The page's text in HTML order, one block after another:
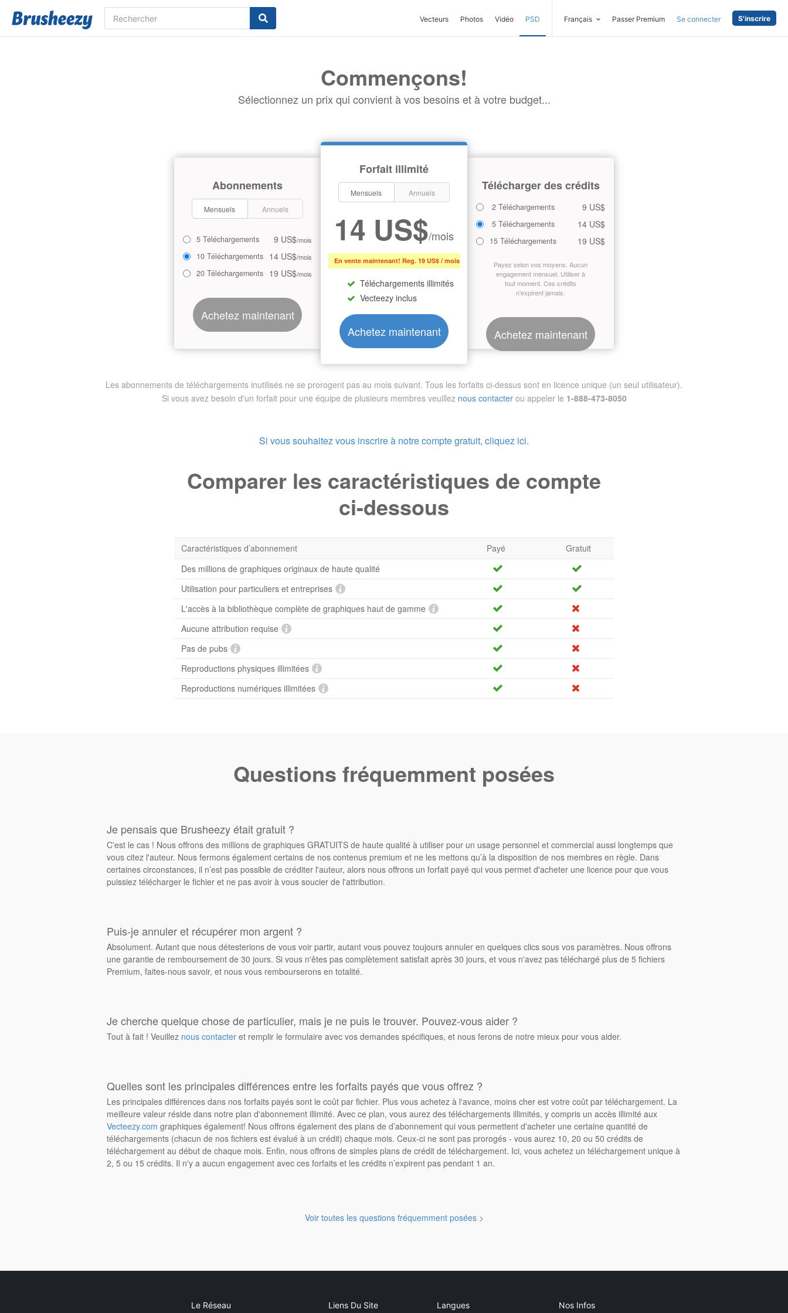
Vecteurs Photos Vidéo PSD Français Passer Premium Se connecter S'inscrire
Commençons!
Sélectionnez un prix qui convient à vos besoins et à votre budget...
Forfait illimité
Mensuels Annuels
14 US$/mois
En vente maintenant! Reg. 19 US$ / mois
Téléchargements illimités
Vecteezy inclus
Achetez maintenant
Abonnements
Mensuels Annuels
5 Téléchargements 9 US$/mois
10 Téléchargements 14 US$/mois
20 Téléchargements 19 US$/mois
Achetez maintenant
Télécharger des crédits
2 Téléchargements 9 US$
5 Téléchargements 14 US$
15 Téléchargements 19 US$
Payez selon vos moyens. Aucun
engagement mensuel. Utiliser à
tout moment. Ces crédits
n'expirent jamais.
Achetez maintenant
Les abonnements de téléchargements inutilisés ne se prorogent pas au mois suivant. Tous les forfaits ci-dessus sont en licence unique (un seul utilisateur).
Si vous avez besoin d'un forfait pour une équipe de plusieurs membres veuillez nous contacterou appeler le 1-888-473-8050
Si vous souhaitez vous inscrire à notre compte gratuit, cliquez ici.
Comparer les caractéristiques de compte
ci-dessous
Caractéristiques d’abonnement Payé
Gratuit
Des millions de graphiques originaux de haute qualité
Utilisation pour particuliers et entreprises
L'accès à la bibliothèque complète de graphiques haut de gamme
Aucune attribution requise
Pas de pubs
Reproductions physiques illimitées
Reproductions numériques illimitées
Questions fréquemment posées
Je pensais que Brusheezy était gratuit ?
C'est le cas ! Nous offrons des millions de graphiques GRATUITS de haute qualité à utiliser pour un usage personnel et commercial aussi longtemps que
vous citez l'auteur. Nous fermons également certains de nos contenus premium et ne les mettons qu’à la disposition de nos membres en règle. Dans
certaines circonstances, il n’est pas possible de créditer l'auteur, alors nous offrons un forfait payé qui vous permet d'acheter une licence pour que vous
puissiez télécharger le fichier et ne pas avoir à vous soucier de l'attribution.
Puis-je annuler et récupérer mon argent ?
Absolument. Autant que nous détesterions de vous voir partir, autant vous pouvez toujours annuler en quelques clics sous vos paramètres. Nous offrons
une garantie de remboursement de 30 jours. Si vous n'êtes pas complètement satisfait après 30 jours, et vous n'avez pas téléchargé plus de 5 fichiers
Premium, faites-nous savoir, et nous vous rembourserons en totalité.
Je cherche quelque chose de particulier, mais je ne puis le trouver. Pouvez-vous aider ?
Tout à fait ! Veuillez nous contacter et remplir le formulaire avec vos demandes spécifiques, et nous ferons de notre mieux pour vous aider.
Quelles sont les principales différences entre les forfaits payés que vous offrez ?
Les principales différences dans nos forfaits payés sont le coût par fichier. Plus vous achetez à l'avance, moins cher est votre coût par téléchargement. La
meilleure valeur réside dans notre plan d'abonnement illimité. Avec ce plan, vous aurez des téléchargements illimités, y compris un accès illimité aux
Vecteezy.com graphiques également! Nous offrons également des plans de d’abonnement qui vous permettent d'acheter une certaine quantité de
téléchargements (chacun de nos fichiers est évalué à un crédit) chaque mois. Ceux-ci ne sont pas prorogés - vous aurez 10, 20 ou 50 crédits de
téléchargement au début de chaque mois. Enfin, nous offrons de simples plans de crédit de téléchargement. Ici, vous achetez un téléchargement unique à
2, 5 ou 15 crédits. Il n'y a aucun engagement avec ces forfaits et les crédits n’expirent pas pendant 1 an.
Voir toutes les questions fréquemment posées >
Le Réseau Liens Du Site Langues Nos Infos